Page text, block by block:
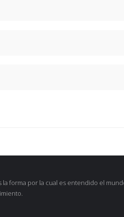
forma por la cual es entendido el